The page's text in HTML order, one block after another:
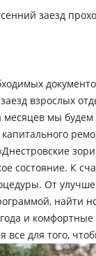
заезд
взрослых
мы
состояние. К
От
найти
и
все для того,